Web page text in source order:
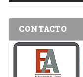
CONTACTO